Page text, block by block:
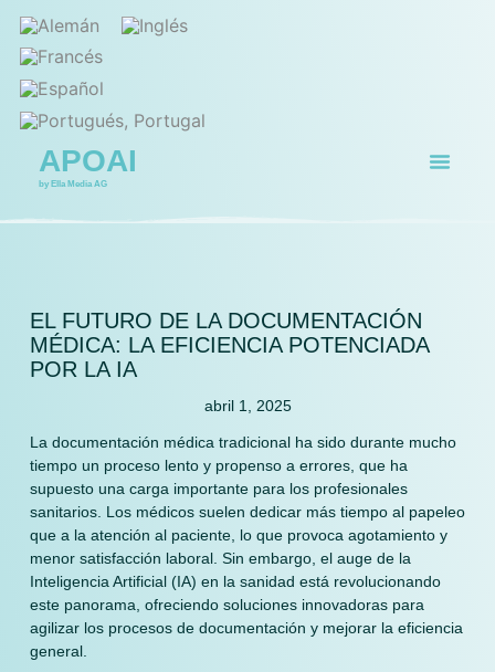
APOAI
by Ella Media AG
EL FUTURO DE LA DOCUMENTACIÓN
MÉDICA: LA EFICIENCIA POTENCIADA
POR LA IA
abril 1, 2025
La documentación médica tradicional ha sido durante mucho
tiempo un proceso lento y propenso a errores, que ha
supuesto una carga importante para los profesionales
sanitarios. Los médicos suelen dedicar más tiempo al papeleo
que a la atención al paciente, lo que provoca agotamiento y
menor satisfacción laboral. Sin embargo, el auge de la
Inteligencia Artificial (IA) en la sanidad está revolucionando
este panorama, ofreciendo soluciones innovadoras para
agilizar los procesos de documentación y mejorar la eficiencia
general.